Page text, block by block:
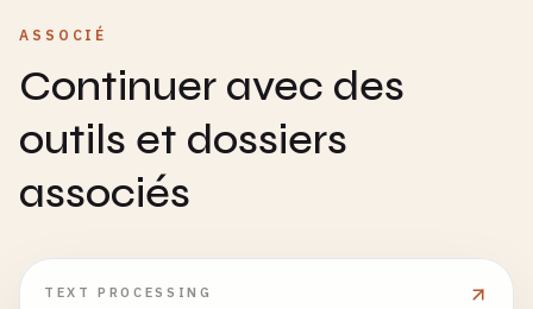
ASSOCIÉ
Continuer avec des
outils et dossiers
associés
TEXT PROCESSING